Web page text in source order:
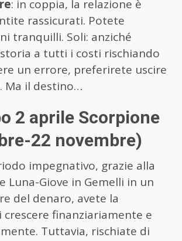
: in coppia, la relazione è
rassicurati. Potete
tranquilli. Soli: anziché
a tutti i costi rischiando
un errore, preferirete uscire
Ma il destino…
2 aprile Scorpione
22 novembre)
impegnativo, grazie alla
Luna-Giove in Gemelli in un
del denaro, avete la
crescere finanziariamente e
Tuttavia, rischiate di